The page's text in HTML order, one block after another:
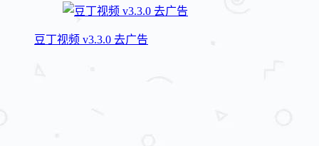
豆丁视频 v3.3.0 去广告